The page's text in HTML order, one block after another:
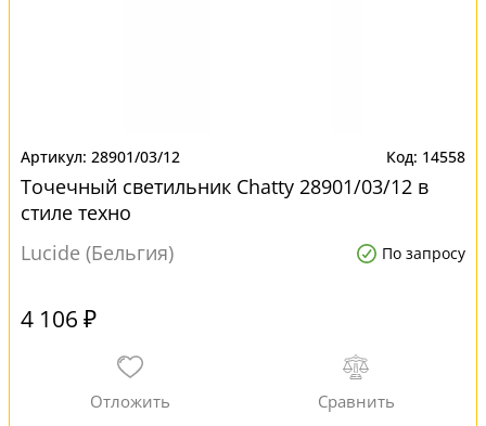
28901/03/12 14558
Точечный светильник Chatty 28901/03/12 в
стиле техно
Lucide (Бельгия)
По запросу
4 106 ₽